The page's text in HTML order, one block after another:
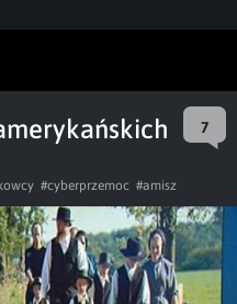
7
#cyberprzemoc #amisz